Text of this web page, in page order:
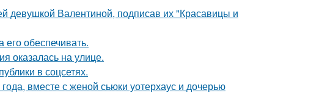
девушкой Валентиной, подписав их "Красавицы и
обеспечивать.
оказалась на улице.
в соцсетях.
вместе с женой сьюки уотерхаус и дочерью